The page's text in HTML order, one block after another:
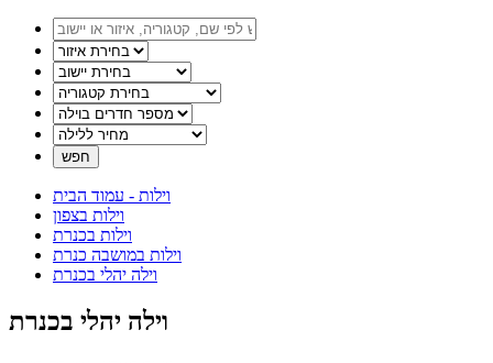
וילות - עמוד הבית
וילות בצפון
וילות בכנרת
וילות במושבה כנרת
וילה יהלי בכנרת
וילה יהלי בכנרת